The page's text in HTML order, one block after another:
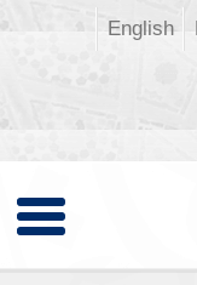
English